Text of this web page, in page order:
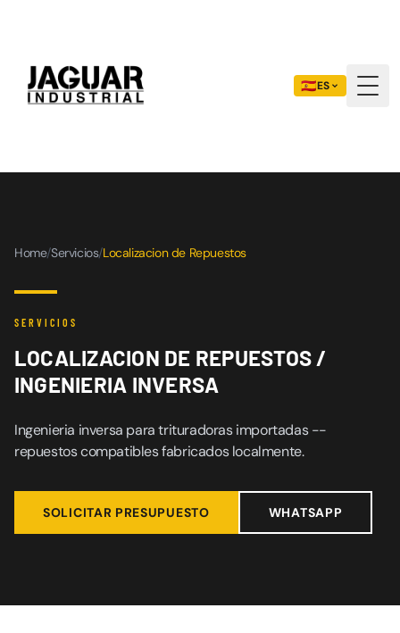
🇪🇸ES
Home/Servicios/Localizacion de Repuestos
SERVICIOS
LOCALIZACION DE REPUESTOS /
INGENIERIA INVERSA
Ingenieria inversa para trituradoras importadas --
repuestos compatibles fabricados localmente.
SOLICITAR PRESUPUESTO WHATSAPP